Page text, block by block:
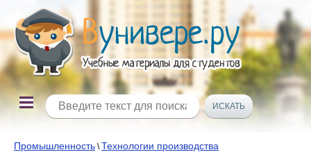
Промышленность \Технологии производства